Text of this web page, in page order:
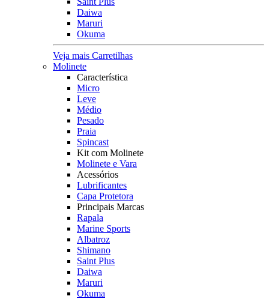
Daiwa
Maruri
Okuma
Veja mais Carretilhas
Molinete
Característica
Micro
Leve
Médio
Pesado
Praia
Spincast
Kit com Molinete
Molinete e Vara
Acessórios
Lubrificantes
Capa Protetora
Principais Marcas
Rapala
Marine Sports
Albatroz
Shimano
Saint Plus
Daiwa
Maruri
Okuma